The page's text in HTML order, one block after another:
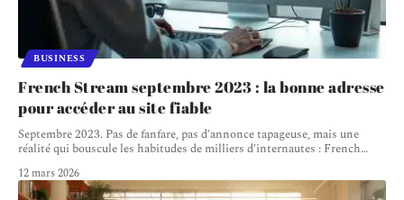
BUSINESS
French Stream septembre 2023 : la bonne adresse
pour accéder au site fiable
Septembre 2023. Pas de fanfare, pas d'annonce tapageuse, mais une
réalité qui bouscule les habitudes de milliers d'internautes : French…
12 mars 2026